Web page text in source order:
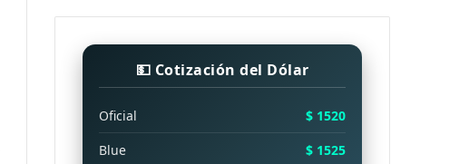
💵 Cotización del Dólar
Oficial
$ 1520
Blue
$ 1525